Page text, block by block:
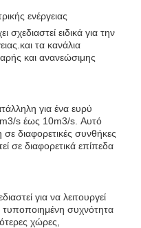
ενέργειας
ειδικά για την
τα κανάλια
και ανανεώσιμης
για ένα ευρύ
s έως 10m3/s. Αυτό
διαφορετικές συνθήκες
σε διαφορετικά επίπεδα
για να λειτουργεί
τυποποιημένη συχνότητα
χώρες,